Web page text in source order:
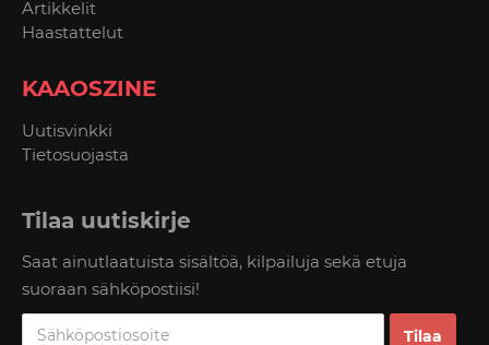
Artikkelit
Haastattelut
KAAOSZINE
Uutisvinkki
Tietosuojasta
Tilaa uutiskirje
Saat ainutlaatuista sisältöä, kilpailuja sekä etuja
suoraan sähköpostiisi!